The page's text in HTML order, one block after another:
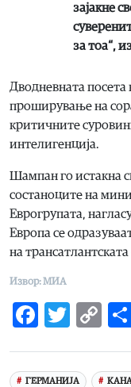
зајакне
за тоа“,
Дводневната
проширување на
критичните
интелигенција.
Шампан го истакна
состаноците на
Еврогрупата,
Европа се
на
Извор: МИА
Facebook
ГЕРМАНИЈА